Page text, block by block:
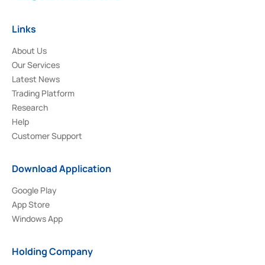
Links
About Us
Our Services
Latest News
Trading Platform
Research
Help
Customer Support
Download Application
Google Play
App Store
Windows App
Holding Company